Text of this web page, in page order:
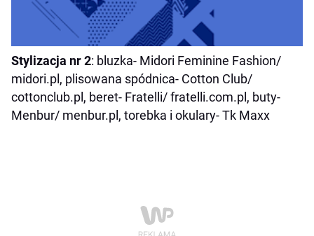
Stylizacja nr 2: bluzka- Midori Feminine Fashion/
midori.pl, plisowana spódnica- Cotton Club/
cottonclub.pl, beret- Fratelli/ fratelli.com.pl, buty-
Menbur/ menbur.pl, torebka i okulary- Tk Maxx